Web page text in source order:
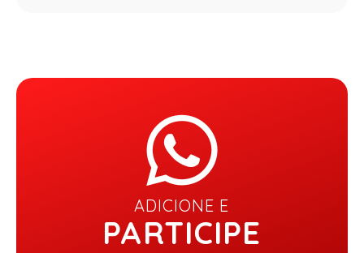
ADICIONE E
PARTICIPE